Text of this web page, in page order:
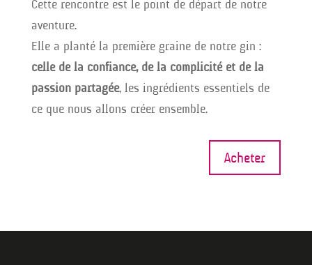
Cette rencontre est le point de départ de notre
aventure.
Elle a planté la première graine de notre gin :
celle de la confiance, de la complicité et de la
passion partagée, les ingrédients essentiels de
ce que nous allons créer ensemble.
Acheter